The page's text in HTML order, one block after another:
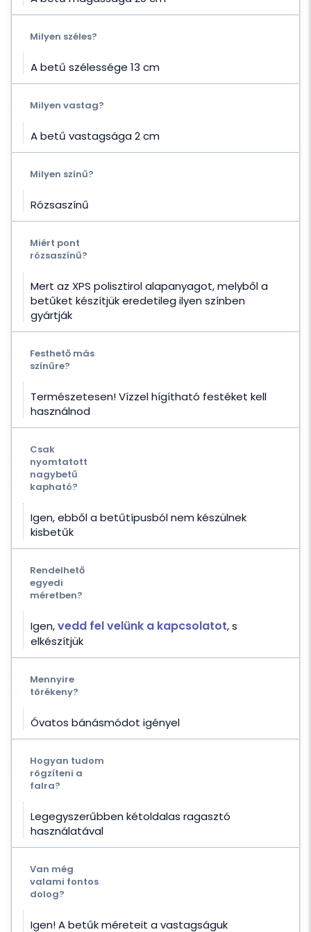
Milyen széles?
A betű szélessége 13 cm
Milyen vastag?
A betű vastagsága 2 cm
Milyen színű?
Rózsaszínű
Miért pont
rózsaszínű?
Mert az XPS polisztirol alapanyagot, melyből a
betűket készítjük eredetileg ilyen színben
gyártják
Festhető más
színűre?
Természetesen! Vízzel hígítható festéket kell
használnod
Csak
nyomtatott
nagybetű
kapható?
Igen, ebből a betűtípusból nem készülnek
kisbetűk
Rendelhető
egyedi
méretben?
Igen,vedd fel velünk a kapcsolatot, s
elkészítjük
Mennyire
törékeny?
Óvatos bánásmódot igényel
Hogyan tudom
rögzíteni a
falra?
Legegyszerűbben kétoldalas ragasztó
használatával
Van még
valami fontos
dolog?
Igen! A betűk méreteit a vastagságuk